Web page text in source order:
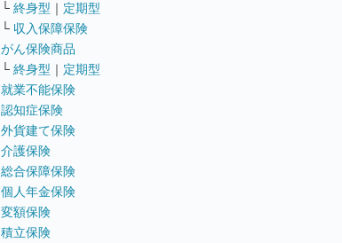
└ 終身型 ｜ 定期型
└ 収入保障保険
がん保険商品
└ 終身型 ｜ 定期型
就業不能保険
認知症保険
外貨建て保険
介護保険
総合保障保険
個人年金保険
変額保険
積立保険